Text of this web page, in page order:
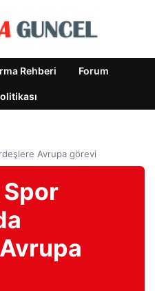
Rehberi Forum
Avrupa görevi